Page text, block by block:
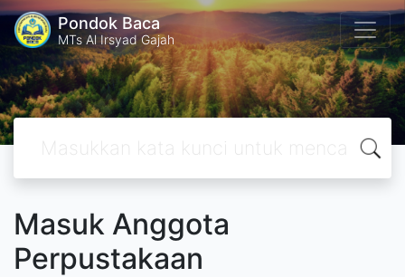
Pondok Baca
MTs Al Irsyad Gajah
Masuk Anggota
Perpustakaan